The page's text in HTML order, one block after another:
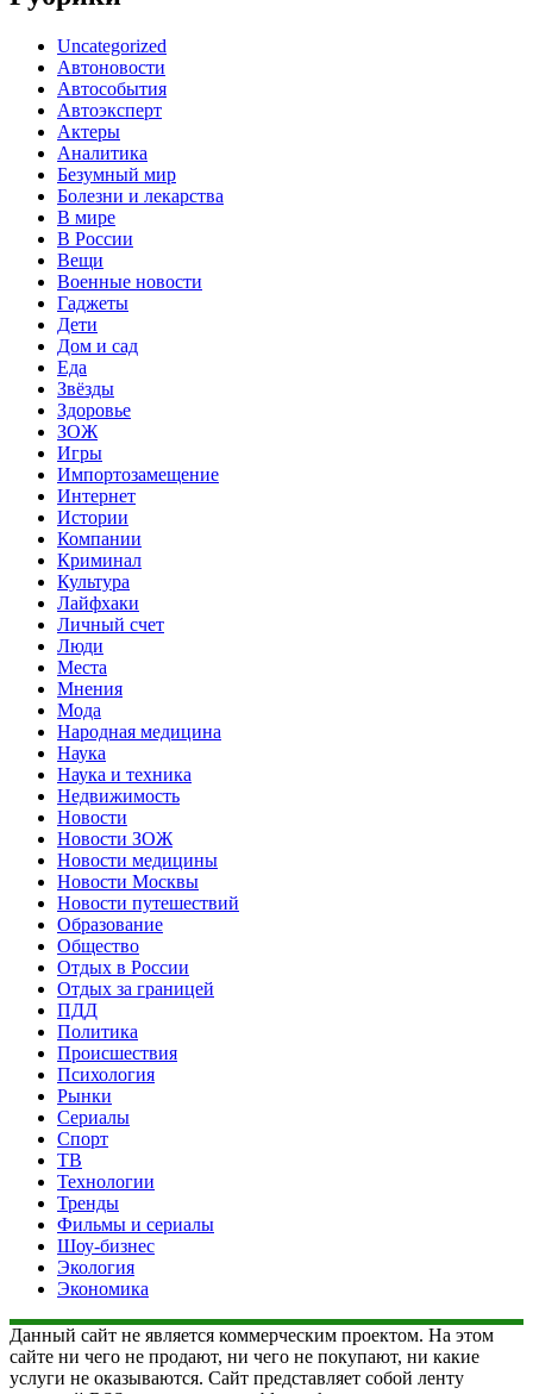
Uncategorized
Автоновости
Автособытия
Автоэксперт
Актеры
Аналитика
Безумный мир
Болезни и лекарства
В мире
В России
Вещи
Военные новости
Гаджеты
Дети
Дом и сад
Еда
Звёзды
Здоровье
ЗОЖ
Игры
Импортозамещение
Интернет
Истории
Компании
Криминал
Культура
Лайфхаки
Личный счет
Люди
Места
Мнения
Мода
Народная медицина
Наука
Наука и техника
Недвижимость
Новости
Новости ЗОЖ
Новости медицины
Новости Москвы
Новости путешествий
Образование
Общество
Отдых в России
Отдых за границей
ПДД
Политика
Происшествия
Психология
Рынки
Сериалы
Спорт
ТВ
Технологии
Тренды
Фильмы и сериалы
Шоу-бизнес
Экология
Экономика
Данный сайт не является коммерческим проектом. На этом
сайте ни чего не продают, ни чего не покупают, ни какие
услуги не оказываются. Сайт представляет собой ленту